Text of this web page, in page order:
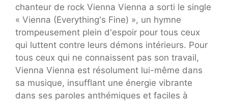
chanteur de rock Vienna Vienna a sorti le single
« Vienna (Everything's Fine) », un hymne
trompeusement plein d'espoir pour tous ceux
qui luttent contre leurs démons intérieurs. Pour
tous ceux qui ne connaissent pas son travail,
Vienna Vienna est résolument lui-même dans
sa musique, insufflant une énergie vibrante
dans ses paroles anthémiques et faciles à